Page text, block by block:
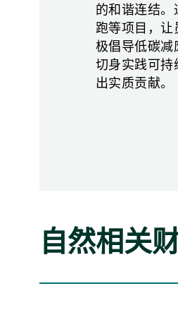
的和谐连结
跑等项目，
极倡导低碳减
切身实践可持
出实质贡献。
自然相关